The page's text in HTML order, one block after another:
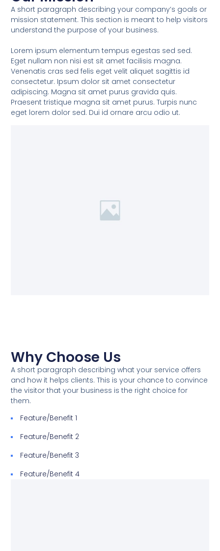
A short paragraph describing your company’s goals or
mission statement. This section is meant to help visitors
understand the purpose of your business.
Lorem ipsum elementum tempus egestas sed sed.
Eget nullam non nisi est sit amet facilisis magna.
Venenatis cras sed felis eget velit aliquet sagittis id
consectetur. Ipsum dolor sit amet consectetur
adipiscing. Magna sit amet purus gravida quis.
Praesent tristique magna sit amet purus. Turpis nunc
eget lorem dolor sed. Dui id ornare arcu odio ut.
Why Choose Us
A short paragraph describing what your service offers
and how it helps clients. This is your chance to convince
the visitor that your business is the right choice for
them.
Feature/Benefit 1
Feature/Benefit 2
Feature/Benefit 3
Feature/Benefit 4